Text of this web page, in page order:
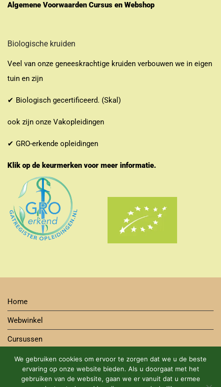
Algemene Voorwaarden Cursus en Webshop
Biologische kruiden
Veel van onze geneeskrachtige kruiden verbouwen we in eigen
tuin en zijn
✔ Biologisch gecertificeerd. (Skal)
ook zijn onze Vakopleidingen
✔ GRO-erkende opleidingen
Klik op de keurmerken voor meer informatie.
Home
Webwinkel
Cursussen
Contact
Bestelwijze
We gebruiken cookies om ervoor te zorgen dat we u de beste
ervaring op onze website bieden. Als u doorgaat met het
gebruiken van de website, gaan we er vanuit dat u ermee